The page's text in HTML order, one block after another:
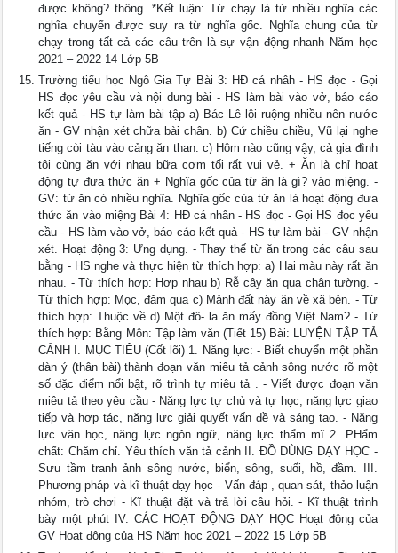
được không? thông. *Kết luận: Từ chạy là từ nhiều nghĩa các
nghĩa chuyển được suy ra từ nghĩa gốc. Nghĩa chung của từ
chạy trong tất cả các câu trên là sự vận động nhanh Năm học
2021 – 2022 14 Lớp 5B
Trường tiểu học Ngô Gia Tự Bài 3: HĐ cá nhâh - HS đọc - Gọi
HS đọc yêu cầu và nội dung bài - HS làm bài vào vở, báo cáo
kết quả - HS tự làm bài tập a) Bác Lê lội ruộng nhiều nên nước
ăn - GV nhận xét chữa bài chân. b) Cứ chiều chiều, Vũ lại nghe
tiếng còi tàu vào cảng ăn than. c) Hôm nào cũng vậy, cả gia đình
tôi cùng ăn với nhau bữa cơm tối rất vui vẻ. + Ăn là chỉ hoạt
động tự đưa thức ăn + Nghĩa gốc của từ ăn là gì? vào miệng. -
GV: từ ăn có nhiều nghĩa. Nghĩa gốc của từ ăn là hoạt động đưa
thức ăn vào miệng Bài 4: HĐ cá nhân - HS đọc - Gọi HS đọc yêu
cầu - HS làm vào vở, báo cáo kết quả - HS tự làm bài - GV nhận
xét. Hoạt động 3: Ưng dụng. - Thay thế từ ăn trong các câu sau
bằng - HS nghe và thực hiện từ thích hợp: a) Hai màu này rất ăn
nhau. - Từ thích hợp: Hợp nhau b) Rễ cây ăn qua chân tường. -
Từ thích hợp: Mọc, đâm qua c) Mảnh đất này ăn về xã bên. - Từ
thích hợp: Thuộc về d) Một đô- la ăn mấy đồng Việt Nam? - Từ
thích hợp: Bằng Môn: Tập làm văn (Tiết 15) Bài: LUYỆN TẬP TẢ
CẢNH I. MỤC TIÊU (Cốt lõi) 1. Năng lực: - Biết chuyển một phần
dàn ý (thân bài) thành đoạn văn miêu tả cảnh sông nước rõ một
số đặc điểm nổi bật, rõ trình tự miêu tả . - Viết được đoạn văn
miêu tả theo yêu cầu - Năng lực tự chủ và tự học, năng lực giao
tiếp và hợp tác, năng lực giải quyết vấn đề và sáng tạo. - Năng
lực văn học, năng lực ngôn ngữ, năng lực thẩm mĩ 2. PHẩm
chất: Chăm chỉ. Yêu thích văn tả cảnh II. ĐỒ DÙNG DẠY HỌC -
Sưu tầm tranh ảnh sông nước, biển, sông, suối, hồ, đầm. III.
Phương pháp và kĩ thuật dạy học - Vấn đáp , quan sát, thảo luận
nhóm, trò chơi - Kĩ thuật đặt và trả lời câu hỏi. - Kĩ thuật trình
bày một phút IV. CÁC HOẠT ĐỘNG DẠY HỌC Hoạt động của
GV Hoạt động của HS Năm học 2021 – 2022 15 Lớp 5B